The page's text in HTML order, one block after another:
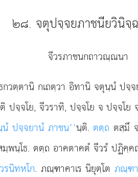
๒๘. จตุปจฺจยภาชนียวินิจฺ
จีวรภาชนกถาวณฺณนา
ตฺตานิ กเถตฺวา อิทานิ จตุนฺนํ ปจฺจ
จฺจโย, จีวราทิ, ปจฺจโย จ ปจฺจโย
นํ ปจฺจยานํ ภาชน’’นฺติ. ตตฺถ ตสฺมึ
มฺพนฺโธ. ตตฺถ อาคตาคตํ จีวรํ ปฏิ
รนิทหโก. ภณฺฑาคาเร นิยุตฺโตภณฺฑ